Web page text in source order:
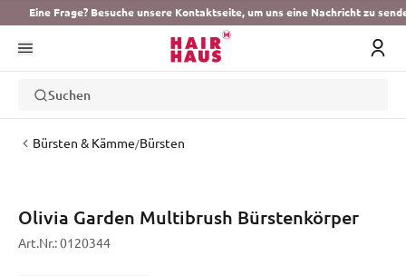
Eine Frage? Besuche unsere Kontaktseite, um uns eine Nachricht zu
Suchen
Bürsten & Kämme/Bürsten
Olivia Garden Multibrush Bürstenkörper
Art.Nr.:0120344